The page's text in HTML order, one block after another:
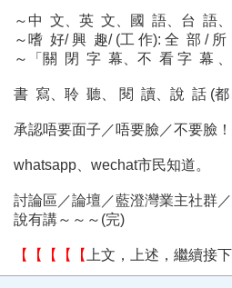
～中 文、英 文、國 語、台 語、
～嗜 好/ 興 趣/ (工 作): 全 部 / 所
～「關 閉 字 幕、不 看 字 幕
書 寫、聆 聽、 閱 讀、說 話 (都
承認唔要面子／唔要臉／不要臉
whatsapp、wechat市民知道。
討論區／論壇／藍澄灣業主社群
說有講～～～(完)
【【【【【 上文，上述，繼續接